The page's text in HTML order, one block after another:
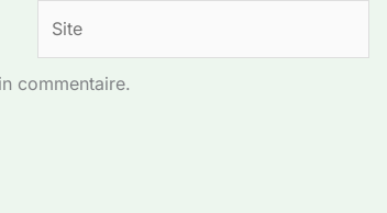
commentaire.